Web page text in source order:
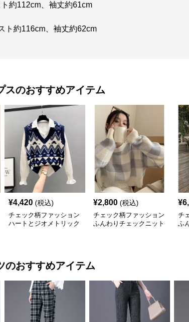
約112cm、袖丈約61cm
ト約116cm、袖丈約62cm
スのおすすめアイテム
¥4,420 (税込)
チェック柄ファッション
ハートとジオメトリック
¥2,800 (税込)
チェック柄ファッション
ふんわりチェックニット
¥
チ
ふ
のおすすめアイテム